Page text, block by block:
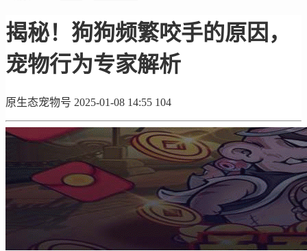
揭秘！狗狗频繁咬手的原因，
宠物行为专家解析
原生态宠物号 2025-01-08 14:55 104